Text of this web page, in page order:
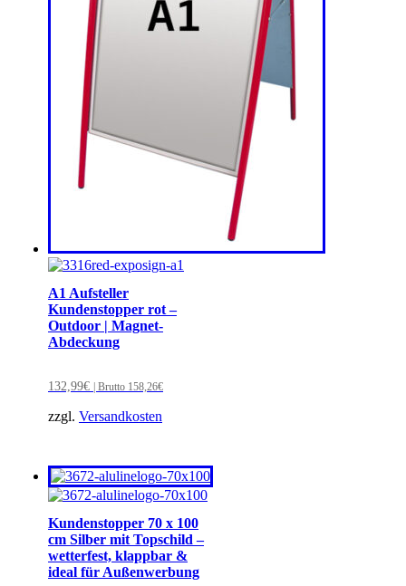
A1 Aufsteller
Kundenstopper rot –
Outdoor | Magnet-
Abdeckung
132,99€ | Brutto 158,26€
zzgl. Versandkosten
Kundenstopper 70 x 100
cm Silber mit Topschild –
wetterfest, klappbar &
ideal für Außenwerbung